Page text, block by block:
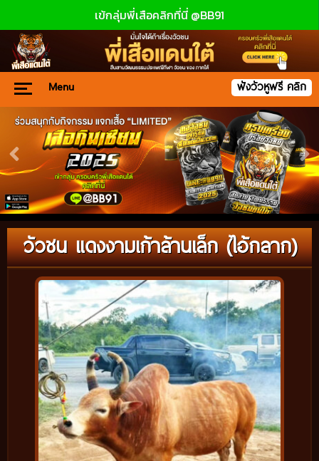
เข้กลุ่มพี่เสือคลิกที่นี่ @BB91
Menu ฟังวัวหูฟรี คลิก
วัวชน แดงงามเก้าล้านเล็ก (ไอ้กลาก)